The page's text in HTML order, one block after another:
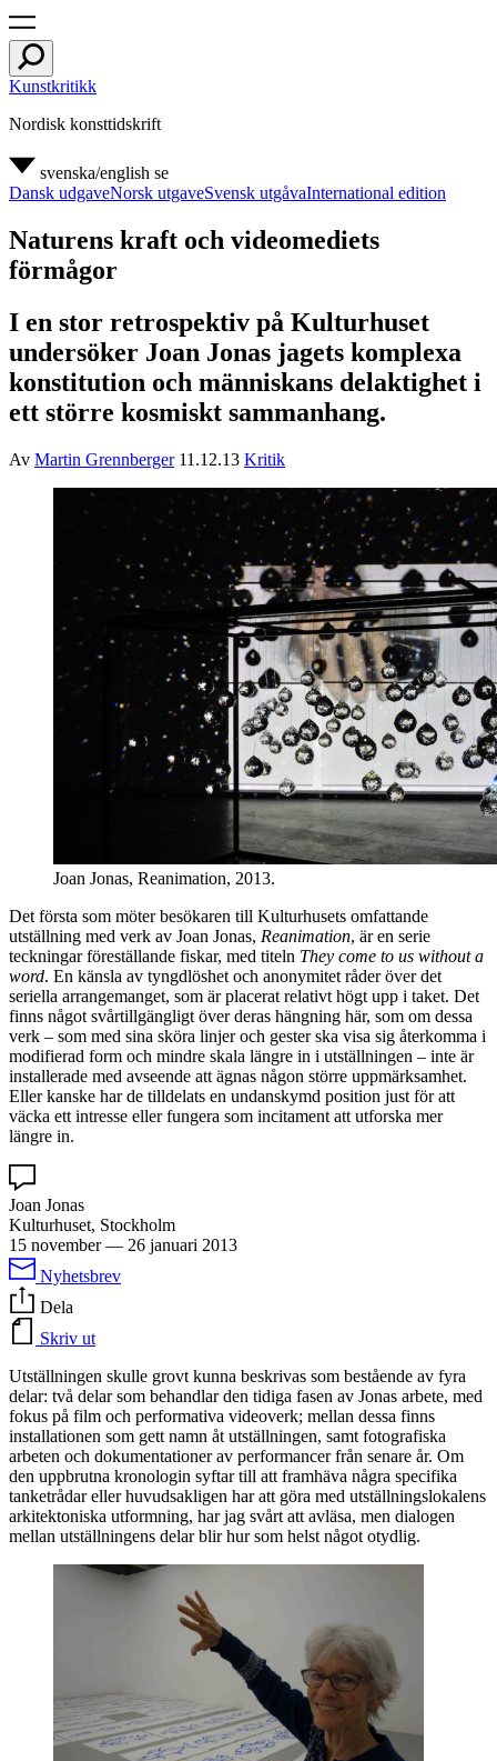
Kunstkritikk
Nordisk konsttidskrift
svenska/english se
Dansk udgaveNorsk utgaveSvensk utgåvaInternational edition
Naturens kraft och videomediets
förmågor
I en stor retrospektiv på Kulturhuset
undersöker Joan Jonas jagets komplexa
konstitution och människans delaktighet i
ett större kosmiskt sammanhang.
Av Martin Grennberger 11.12.13 Kritik
Joan Jonas, Reanimation, 2013.
Det första som möter besökaren till Kulturhusets omfattande
utställning med verk av Joan Jonas, Reanimation, är en serie
teckningar föreställande fiskar, med titeln They come to us without a
word. En känsla av tyngdlöshet och anonymitet råder över det
seriella arrangemanget, som är placerat relativt högt upp i taket. Det
finns något svårtillgängligt över deras hängning här, som om dessa
verk – som med sina sköra linjer och gester ska visa sig återkomma i
modifierad form och mindre skala längre in i utställningen – inte är
installerade med avseende att ägnas någon större uppmärksamhet.
Eller kanske har de tilldelats en undanskymd position just för att
väcka ett intresse eller fungera som incitament att utforska mer
längre in.
Joan Jonas
Kulturhuset, Stockholm
15 november— 26 januari 2013
Nyhetsbrev
Dela
Skriv ut
Utställningen skulle grovt kunna beskrivas som bestående av fyra
delar: två delar som behandlar den tidiga fasen av Jonas arbete, med
fokus på film och performativa videoverk; mellan dessa finns
installationen som gett namn åt utställningen, samt fotografiska
arbeten och dokumentationer av performancer från senare år. Om
den uppbrutna kronologin syftar till att framhäva några specifika
tanketrådar eller huvudsakligen har att göra med utställningslokalens
arkitektoniska utformning, har jag svårt att avläsa, men dialogen
mellan utställningens delar blir hur som helst något otydlig.